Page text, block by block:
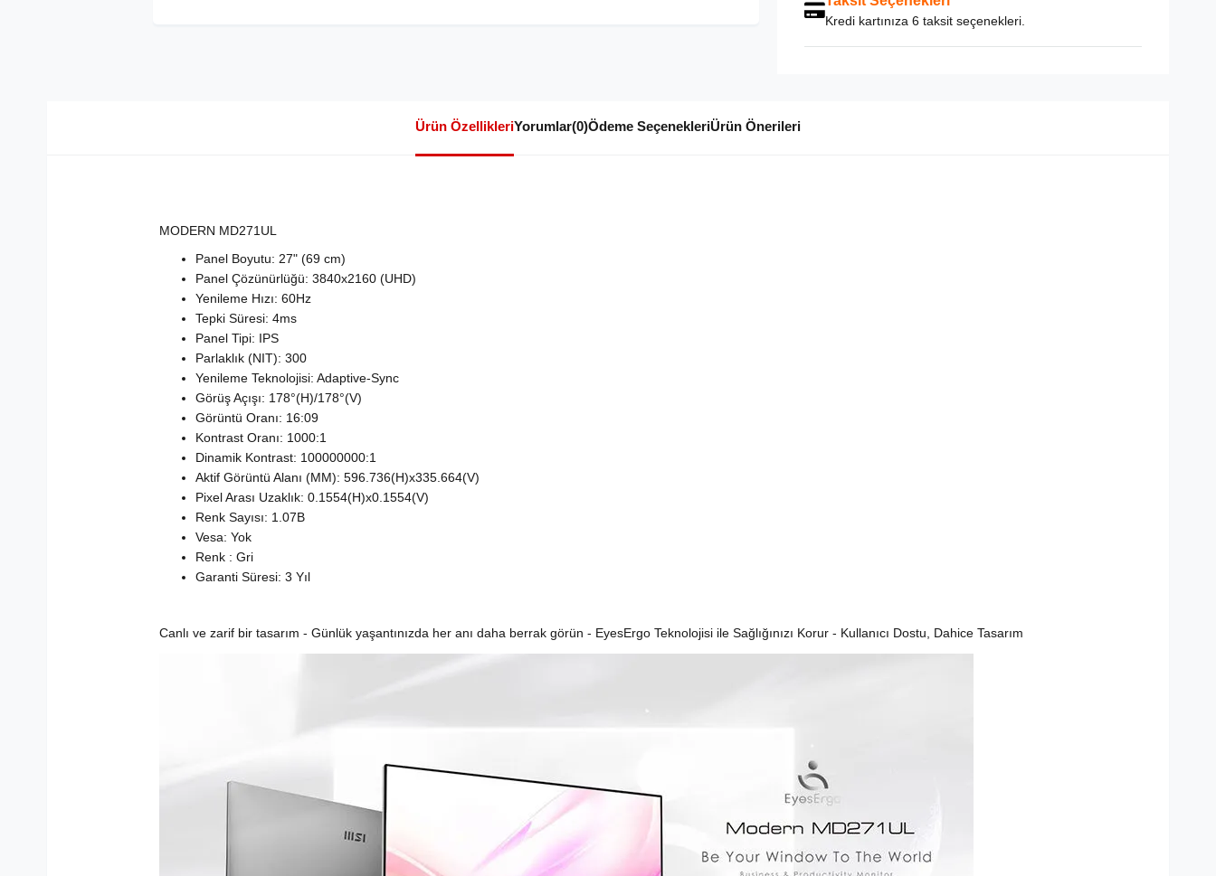
Kredi kartınıza 6 taksit seçenekleri.
Ürün ÖzellikleriYorumlar(0)Ödeme SeçenekleriÜrün Önerileri
MODERN MD271UL
Panel Boyutu: 27" (69 cm)
Panel Çözünürlüğü: 3840x2160 (UHD)
Yenileme Hızı: 60Hz
Tepki Süresi: 4ms
Panel Tipi: IPS
Parlaklık (NIT): 300
Yenileme Teknolojisi: Adaptive-Sync
Görüş Açışı: 178°(H)/178°(V)
Görüntü Oranı: 16:09
Kontrast Oranı: 1000:1
Dinamik Kontrast: 100000000:1
Aktif Görüntü Alanı (MM): 596.736(H)x335.664(V)
Pixel Arası Uzaklık: 0.1554(H)x0.1554(V)
Renk Sayısı: 1.07B
Vesa: Yok
Renk : Gri
Garanti Süresi: 3 Yıl
Canlı ve zarif bir tasarım - Günlük yaşantınızda her anı daha berrak görün - EyesErgo Teknolojisi ile Sağlığınızı Korur - Kullanıcı Dostu, Dahice Tasarım